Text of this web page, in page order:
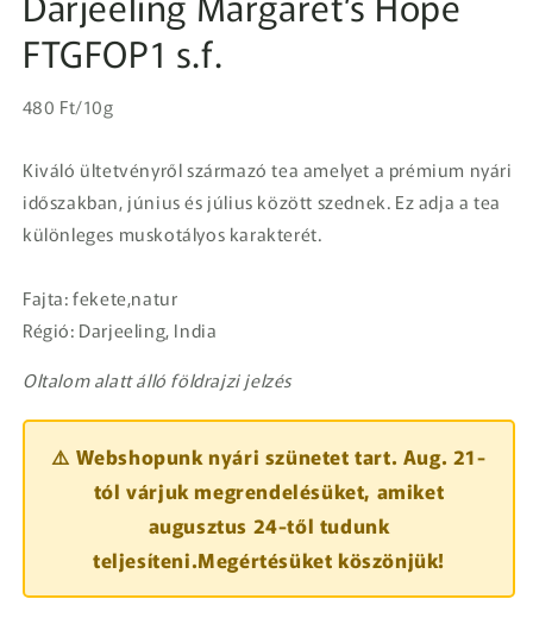
a
modális
párbeszédpanelen
FTGFOP1 s.f.
Normál
Egységár
480 Ft/10g
Kiváló ültetvényről származó tea amelyet a prémium nyári
időszakban, június és július között szednek. Ez adja a tea
különleges muskotályos karakterét.
Fajta: fekete,natur
Régió: Darjeeling, India
Oltalom alatt álló földrajzi jelzés
⚠️ Webshopunk nyári szünetet tart. Aug. 21-
tól várjuk megrendelésüket, amiket
augusztus 24-től tudunk
teljesíteni.Megértésüket köszönjük!